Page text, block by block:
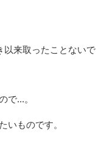
以来取ったことないで
で...。
いものです。